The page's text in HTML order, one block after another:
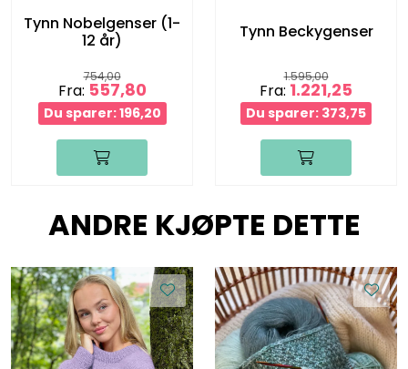
Tynn Nobelgenser (1-
12 år)
754,00
Fra: 557,80
Du sparer: 196,20
Tynn Beckygenser
1.595,00
Fra: 1.221,25
Du sparer: 373,75
ANDRE KJØPTE DETTE